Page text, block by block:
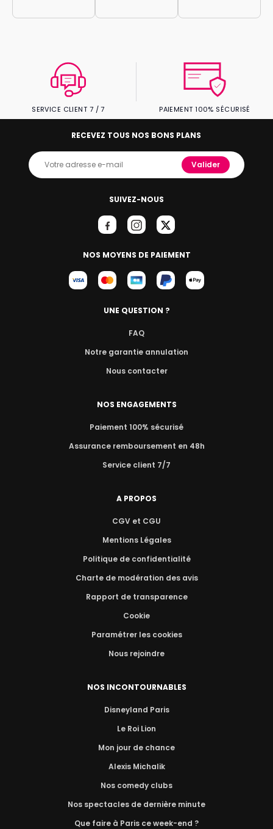
SERVICE CLIENT 7 / 7 PAIEMENT 100% SÉCURISÉ
SUIVEZ-NOUS
NOS MOYENS DE PAIEMENT
RECEVEZ TOUS NOS BONS PLANS
Valider
UNE QUESTION ?
FAQ
Notre garantie annulation
Nous contacter
NOS ENGAGEMENTS
Paiement 100% sécurisé
Assurance remboursement en 48h
Service client 7/7
A PROPOS
CGV et CGU
Mentions Légales
Politique de confidentialité
Charte de modération des avis
Rapport de transparence
Cookie
Paramétrer les cookies
Nous rejoindre
NOS INCONTOURNABLES
Disneyland Paris
Le Roi Lion
Mon jour de chance
Alexis Michalik
Nos comedy clubs
Nos spectacles de dernière minute
Que faire à Paris ce week-end ?